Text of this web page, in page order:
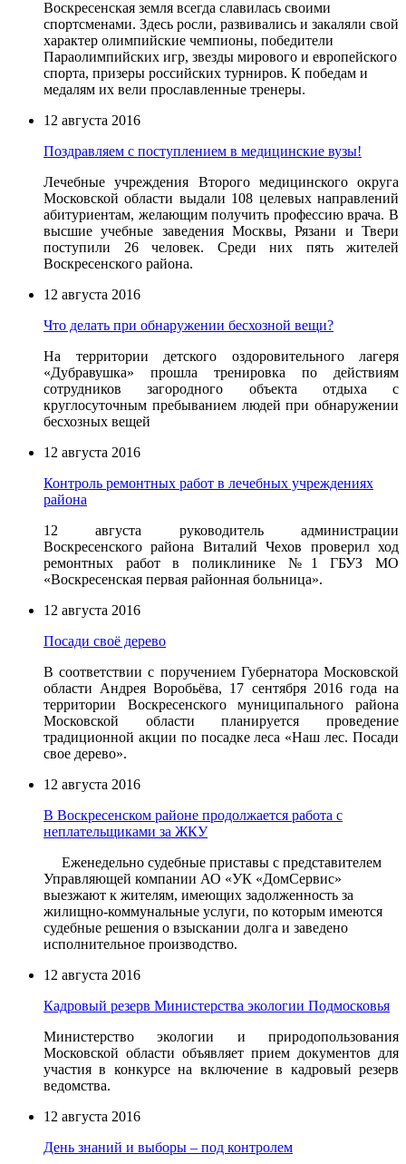
Воскресенская земля всегда славилась своими
спортсменами. Здесь росли, развивались и закаляли свой
характер олимпийские чемпионы, победители
Параолимпийских игр, звезды мирового и европейского
спорта, призеры российских турниров. К победам и
медалям их вели прославленные тренеры.
12 августа 2016
Поздравляем с поступлением в медицинские вузы!
Лечебные учреждения Второго медицинского округа
Московской области выдали 108 целевых направлений
абитуриентам, желающим получить профессию врача. В
высшие учебные заведения Москвы, Рязани и Твери
поступили 26 человек. Среди них пять жителей
Воскресенского района.
12 августа 2016
Что делать при обнаружении бесхозной вещи?
На территории детского оздоровительного лагеря
«Дубравушка» прошла тренировка по действиям
сотрудников загородного объекта отдыха с
круглосуточным пребыванием людей при обнаружении
бесхозных вещей
12 августа 2016
Контроль ремонтных работ в лечебных учреждениях
района
12 августа руководитель администрации
Воскресенского района Виталий Чехов проверил ход
ремонтных работ в поликлинике №1 ГБУЗ МО
«Воскресенская первая районная больница».
12 августа 2016
Посади своё дерево
В соответствии с поручением Губернатора Московской
области Андрея Воробьёва, 17 сентября 2016 года на
территории Воскресенского муниципального района
Московской области планируется проведение
традиционной акции по посадке леса «Наш лес. Посади
свое дерево».
12 августа 2016
В Воскресенском районе продолжается работа с
неплательщиками за ЖКУ
Еженедельно судебные приставы с представителем
Управляющей компании АО «УК «ДомСервис»
выезжают к жителям, имеющих задолженность за
жилищно-коммунальные услуги, по которым имеются
судебные решения о взыскании долга и заведено
исполнительное производство.
12 августа 2016
Кадровый резерв Министерства экологии Подмосковья
Министерство экологии и природопользования
Московской области объявляет прием документов для
участия в конкурсе на включение в кадровый резерв
ведомства.
12 августа 2016
День знаний и выборы – под контролем